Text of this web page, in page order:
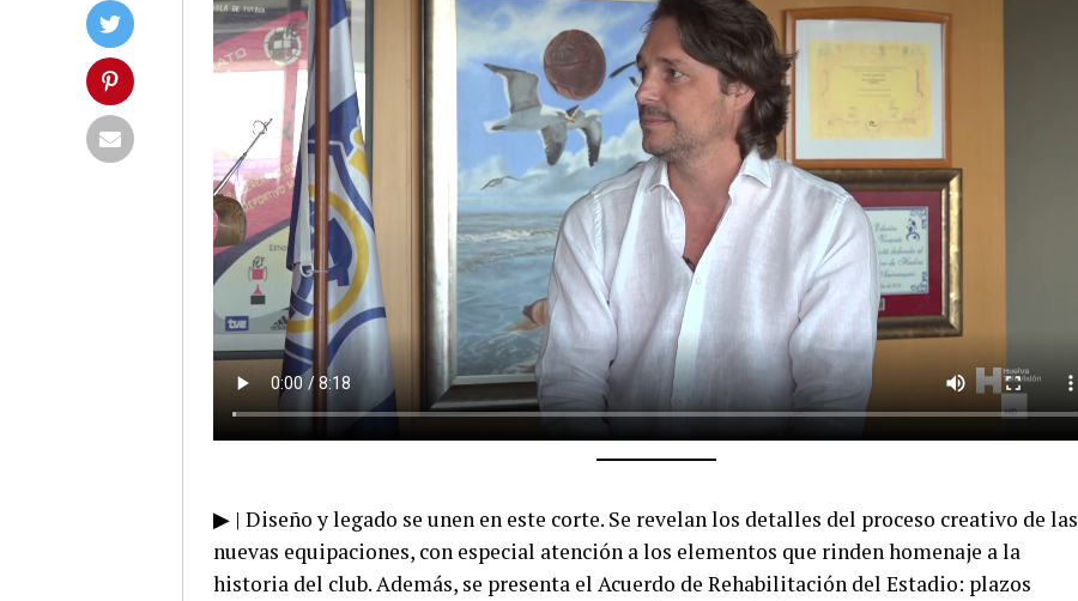
▶ | Diseño y legado se unen en este corte. Se revelan los detalles del proceso creativo de las
nuevas equipaciones, con especial atención a los elementos que rinden homenaje a la
historia del club. Además, se presenta el Acuerdo de Rehabilitación del Estadio: plazos